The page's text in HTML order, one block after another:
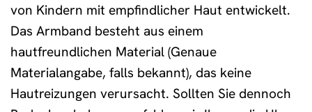
von Kindern mit empfindlicher Haut entwickelt.
Das Armband besteht aus einem
hautfreundlichen Material (Genaue
Materialangabe, falls bekannt), das keine
Hautreizungen verursacht. Sollten Sie dennoch